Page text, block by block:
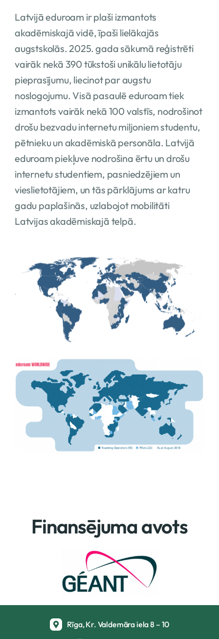
Latvijā eduroam ir plaši izmantots
akadēmiskajā vidē, īpaši lielākajās
augstskolās. 2025. gada sākumā reģistrēti
vairāk nekā 390 tūkstoši unikālu lietotāju
pieprasījumu, liecinot par augstu
noslogojumu. Visā pasaulē eduroam tiek
izmantots vairāk nekā 100 valstīs, nodrošinot
drošu bezvadu internetu miljoniem studentu,
pētnieku un akadēmiskā personāla. Latvijā
eduroam piekļuve nodrošina ērtu un drošu
internetu studentiem, pasniedzējiem un
vieslietotājiem, un tās pārklājums ar katru
gadu paplašinās, uzlabojot mobilitāti
Latvijas akadēmiskajā telpā.
Finansējuma avots
Rīga, Kr. Valdemāra iela 8 – 10